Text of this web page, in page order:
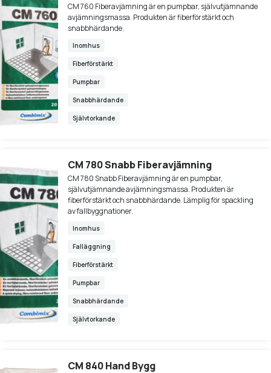
CM 760 Fiberavjämning är en pumpbar, självutjämnande
avjämningsmassa. Produkten är fiberförstärkt och
snabbhärdande.
Inomhus
Fiberförstärkt
Pumpbar
Snabbhärdande
Självtorkande
CM 780 Snabb Fiberavjämning
CM 780 Snabb Fiberavjämning är en pumpbar,
självutjämnande avjämningsmassa. Produkten är
fiberförstärkt och snabbhärdande. Lämplig för spackling
av fallbyggnationer.
Inomhus
Falläggning
Fiberförstärkt
Pumpbar
Snabbhärdande
Självtorkande
CM 840 Hand Bygg